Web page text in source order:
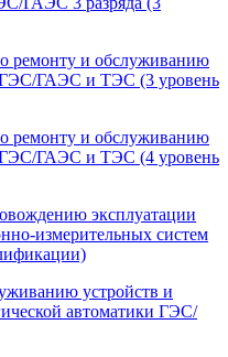
ремонту и обслуживанию
ГЭС/ГАЭС и ТЭС (3 уровень
ремонту и обслуживанию
ГЭС/ГАЭС и ТЭС (4 уровень
эксплуатации
измерительных систем
устройств и
автоматики ГЭС/